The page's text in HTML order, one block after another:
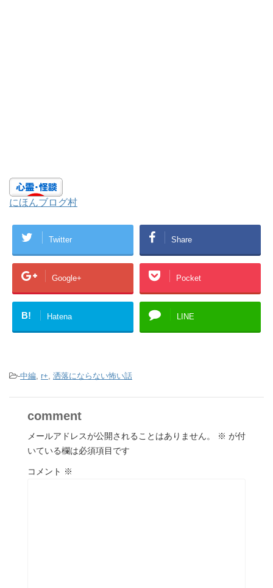
にほんブログ村
Twitter Share
Google+ Pocket
B! Hatena LINE
-中編, r+, 洒落にならない怖い話
comment
メールアドレスが公開されることはありません。 ※ が付
いている欄は必須項目です
コメント ※